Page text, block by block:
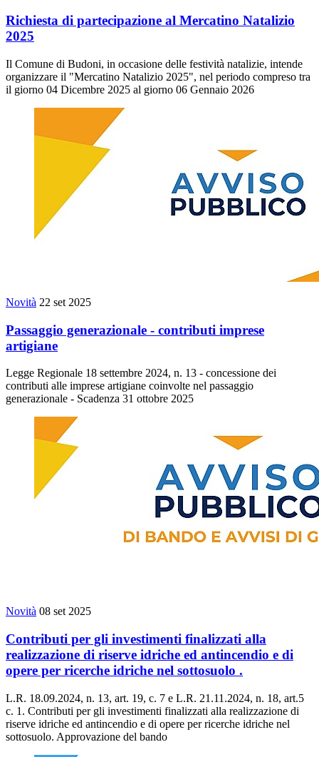
Richiesta di partecipazione al Mercatino Natalizio
2025
Il Comune di Budoni, in occasione delle festività natalizie, intende
organizzare il "Mercatino Natalizio 2025", nel periodo compreso tra
il giorno 04 Dicembre 2025 al giorno 06 Gennaio 2026
Novità 22 set 2025
Passaggio generazionale - contributi imprese
artigiane
Legge Regionale 18 settembre 2024, n. 13 - concessione dei
contributi alle imprese artigiane coinvolte nel passaggio
generazionale - Scadenza 31 ottobre 2025
Novità 08 set 2025
Contributi per gli investimenti finalizzati alla
realizzazione di riserve idriche ed antincendio e di
opere per ricerche idriche nel sottosuolo .
L.R. 18.09.2024, n. 13, art. 19, c. 7 e L.R. 21.11.2024, n. 18, art.5
c. 1. Contributi per gli investimenti finalizzati alla realizzazione di
riserve idriche ed antincendio e di opere per ricerche idriche nel
sottosuolo. Approvazione del bando